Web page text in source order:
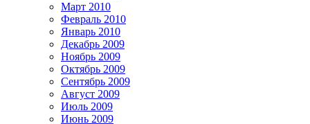
Март 2010
Февраль 2010
Январь 2010
Декабрь 2009
Ноябрь 2009
Октябрь 2009
Сентябрь 2009
Август 2009
Июль 2009
Июнь 2009